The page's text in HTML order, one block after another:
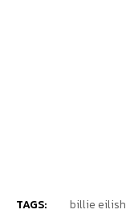
TAGS: billie eilish